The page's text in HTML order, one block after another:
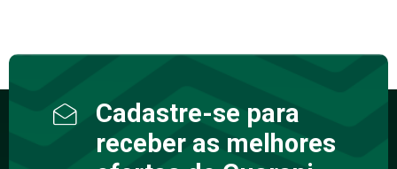
Cadastre-se para
receber as melhores